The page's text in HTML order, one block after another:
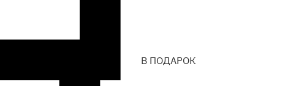
В ПОДАРОК